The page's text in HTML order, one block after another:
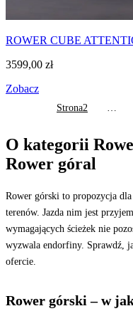
ROWER CUBE
3599,00 zł
Zobacz
Stronicowanie
Strona2 …
O kategorii
Rower góral
Rower górski to propozycja
terenów. Jazda nim jest
wymagających ścieżek nie
wyzwala endorfiny. Sprawdź,
ofercie.
Rower górski – w